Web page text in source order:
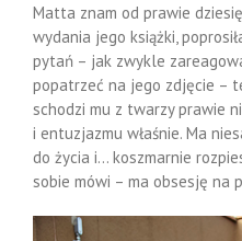
Matta znam od prawie
wydania jego książki,
pytań – jak zwykle
popatrzeć na jego zdjęcie –
schodzi mu z twarzy prawie
i entuzjazmu właśnie. Ma
do życia i… koszmarnie
sobie mówi – ma obsesję na